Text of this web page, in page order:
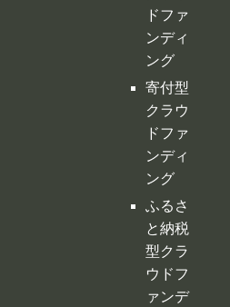
ドファ
ンディ
ング
ふるさ
と納税
型クラ
ウドフ
ァンデ
不動産
クラウ
ドファ
ンディ